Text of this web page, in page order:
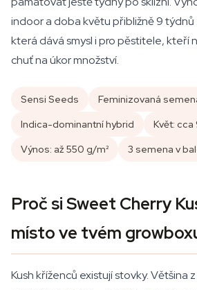
indoor a doba květu přibližně 9 týdnů
která dává smysl i pro pěstitele, kteří
chuť na úkor množství.
Sensi Seeds
Feminizovaná
Indica-dominantní hybrid
Květ: cca
Výnos: až 550 g/m²
3 semena v
Proč si Sweet Cherry
místo ve tvém
Kush kříženců existují stovky. Většina